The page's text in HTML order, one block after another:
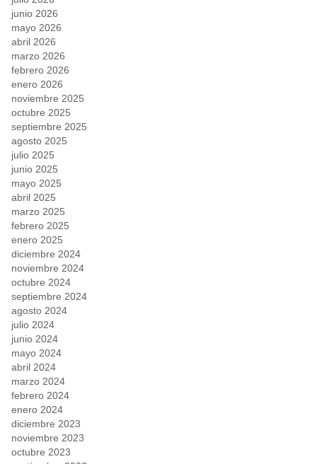
junio 2026
mayo 2026
abril 2026
marzo 2026
febrero 2026
enero 2026
noviembre 2025
octubre 2025
septiembre 2025
agosto 2025
julio 2025
junio 2025
mayo 2025
abril 2025
marzo 2025
febrero 2025
enero 2025
diciembre 2024
noviembre 2024
octubre 2024
septiembre 2024
agosto 2024
julio 2024
junio 2024
mayo 2024
abril 2024
marzo 2024
febrero 2024
enero 2024
diciembre 2023
noviembre 2023
octubre 2023